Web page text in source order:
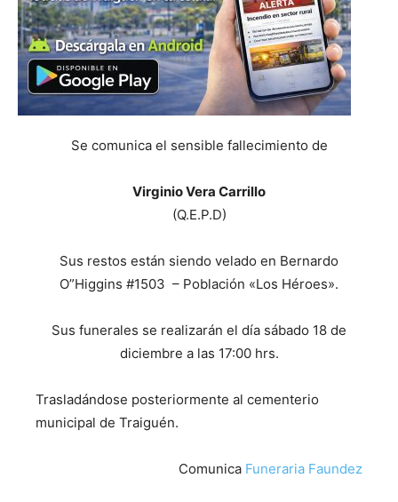
Se comunica el sensible fallecimiento de
Virginio Vera Carrillo
(Q.E.P.D)
Sus restos están siendo velado en Bernardo
O”Higgins #1503 – Población «Los Héroes».
Sus funerales se realizarán el día sábado 18 de
diciembre a las 17:00 hrs.
Trasladándose posteriormente al cementerio
municipal de Traiguén.
Comunica Funeraria Faundez